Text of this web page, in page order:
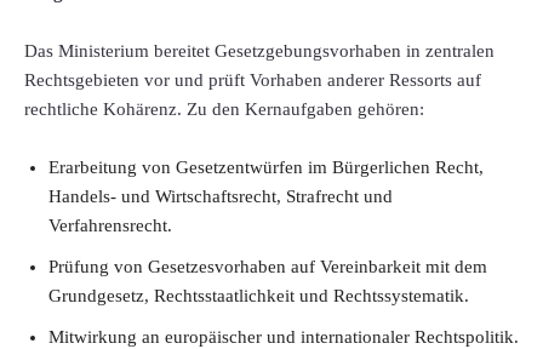
Das Ministerium bereitet Gesetzgebungsvorhaben in zentralen
Rechtsgebieten vor und prüft Vorhaben anderer Ressorts auf
rechtliche Kohärenz. Zu den Kernaufgaben gehören:
Erarbeitung von Gesetzentwürfen im Bürgerlichen Recht,
Handels- und Wirtschaftsrecht, Strafrecht und
Verfahrensrecht.
Prüfung von Gesetzesvorhaben auf Vereinbarkeit mit dem
Grundgesetz, Rechtsstaatlichkeit und Rechtssystematik.
Mitwirkung an europäischer und internationaler Rechtspolitik.